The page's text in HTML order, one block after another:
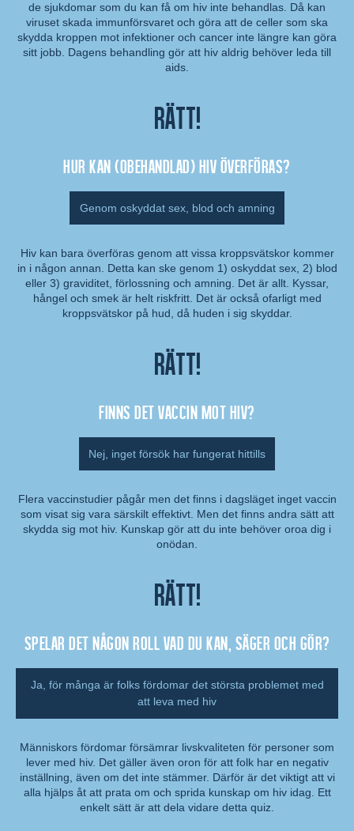
Kommentar:
de sjukdomar som du kan få om hiv inte behandlas. Då kan
viruset skada immunförsvaret och göra att de celler som ska
skydda kroppen mot infektioner och cancer inte längre kan göra
sitt jobb. Dagens behandling gör att hiv aldrig behöver leda till
aids.
Rätt!
Hur kan (obehandlad) hiv överföras?
Genom oskyddat sex, blod och amning
Kommentar:
Hiv kan bara överföras genom att vissa kroppsvätskor kommer
in i någon annan. Detta kan ske genom 1) oskyddat sex, 2) blod
eller 3) graviditet, förlossning och amning. Det är allt. Kyssar,
hångel och smek är helt riskfritt. Det är också ofarligt med
kroppsvätskor på hud, då huden i sig skyddar.
Rätt!
Finns det vaccin mot hiv?
Nej, inget försök har fungerat hittills
Kommentar:
Flera vaccinstudier pågår men det finns i dagsläget inget vaccin
som visat sig vara särskilt effektivt. Men det finns andra sätt att
skydda sig mot hiv. Kunskap gör att du inte behöver oroa dig i
onödan.
Rätt!
Spelar det någon roll vad du kan, säger och gör?
Ja, för många är folks fördomar det största problemet med
att leva med hiv
Kommentar:
Människors fördomar försämrar livskvaliteten för personer som
lever med hiv. Det gäller även oron för att folk har en negativ
inställning, även om det inte stämmer. Därför är det viktigt att vi
alla hjälps åt att prata om och sprida kunskap om hiv idag. Ett
enkelt sätt är att dela vidare detta quiz.